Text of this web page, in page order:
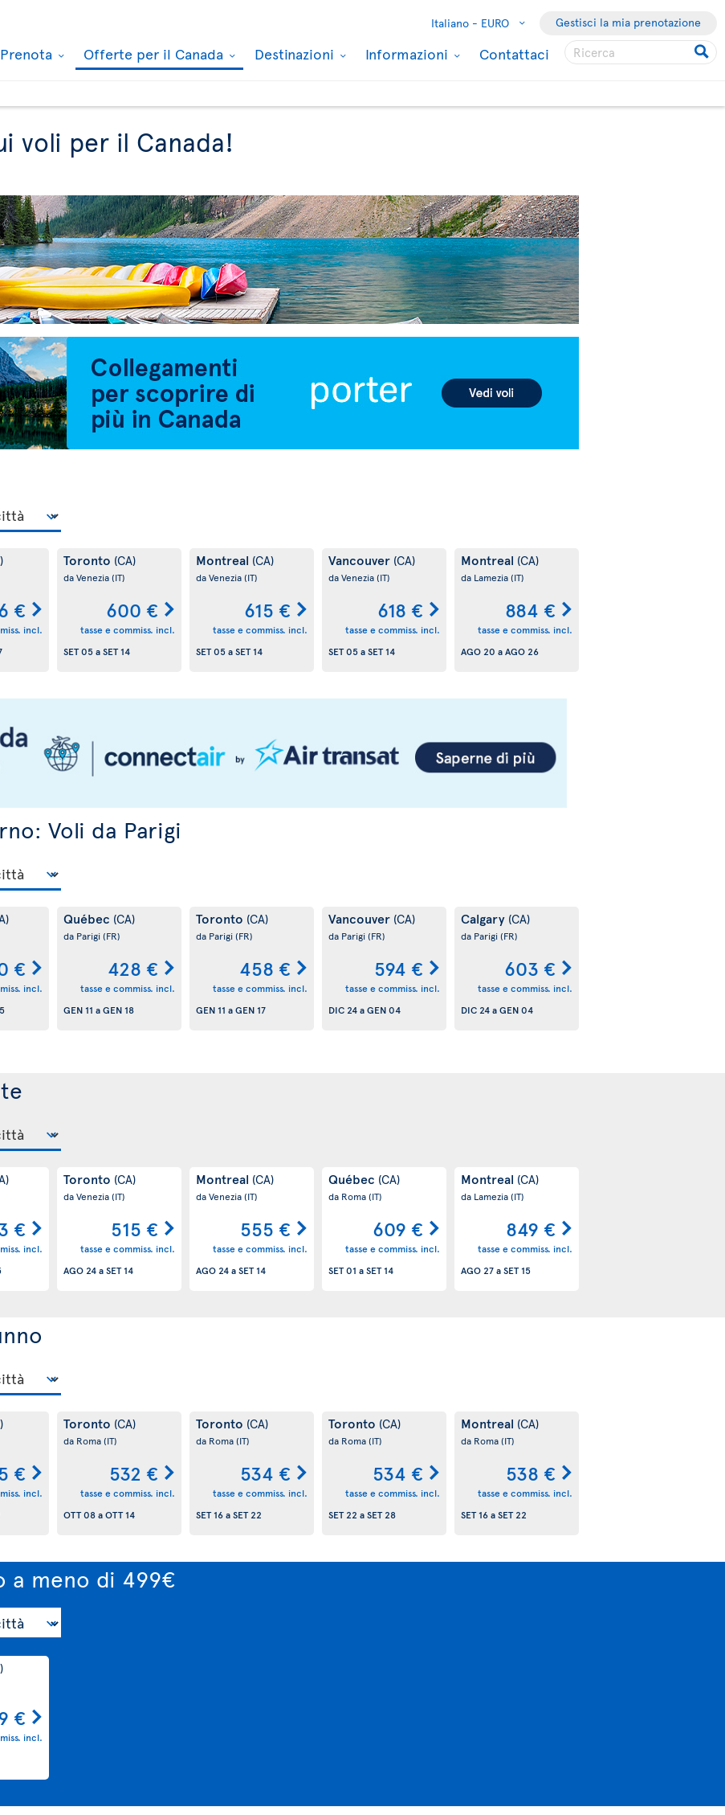
Italiano - EURO Gestisci la mia prenotazione
Prenota Offerte per il Canada Destinazioni Informazioni Contattaci
voli per il Canada!
€
incl.
Toronto (CA)
da Venezia(IT)
600 €
tasse e commiss. incl.
SET 05aSET 14
Montreal (CA)
da Venezia(IT)
615 €
tasse e commiss. incl.
SET 05aSET 14
Vancouver (CA)
da Venezia(IT)
618 €
tasse e commiss. incl.
SET 05aSET 14
Montreal (CA)
da Lamezia(IT)
884 €
tasse e commiss. incl.
AGO 20 aAGO 26
Voli da Parigi
€
incl.
Québec (CA)
da Parigi(FR)
428 €
tasse e commiss. incl.
GEN 11 aGEN 18
Toronto (CA)
da Parigi(FR)
458 €
tasse e commiss. incl.
GEN 11 aGEN 17
Vancouver (CA)
da Parigi(FR)
594 €
tasse e commiss. incl.
DIC 24aGEN 04
Calgary (CA)
da Parigi(FR)
603 €
tasse e commiss. incl.
DIC 24aGEN 04
€
incl.
Toronto (CA)
da Venezia(IT)
515 €
tasse e commiss. incl.
AGO 24aSET 14
Montreal (CA)
da Venezia(IT)
555 €
tasse e commiss. incl.
AGO 24aSET 14
Québec (CA)
da Roma(IT)
609 €
tasse e commiss. incl.
SET 01 aSET 14
Montreal (CA)
da Lamezia(IT)
849 €
tasse e commiss. incl.
AGO 27aSET 15
€
incl.
Toronto (CA)
da Roma(IT)
532 €
tasse e commiss. incl.
OTT 08aOTT 14
Toronto (CA)
da Roma(IT)
534 €
tasse e commiss. incl.
SET 16aSET 22
Toronto (CA)
da Roma(IT)
534 €
tasse e commiss. incl.
SET 22 aSET 28
Montreal (CA)
da Roma(IT)
538 €
tasse e commiss. incl.
SET 16aSET 22
a meno di 499€
€
incl.